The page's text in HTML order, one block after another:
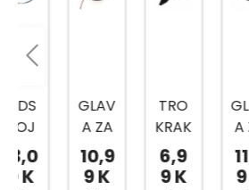
GLAV
A ZA
TRIM
10,9
9 K
TRO
KRAK
MET
6,9
GLAV
A ZA
TRIM
11,9
9 K